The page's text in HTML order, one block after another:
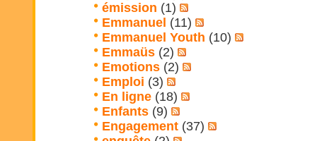
émission (1)
Emmanuel (11)
Emmanuel Youth (10)
Emmaüs (2)
Emotions (2)
Emploi (3)
En ligne (18)
Enfants (9)
Engagement (37)